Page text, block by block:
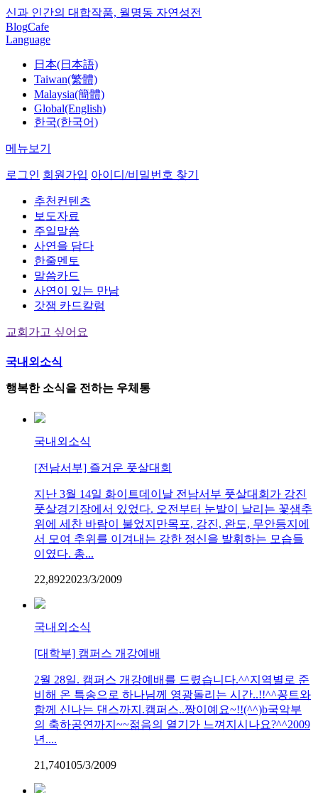
신과 인간의 대합작품, 월명동 자연성전
BlogCafe
Language
日本(日本語)
Taiwan(繁體)
Malaysia(簡體)
Global(English)
한국(한국어)
메뉴보기
로그인 회원가입 아이디/비밀번호 찾기
추천컨텐츠
보도자료
주일말씀
사연을 담다
한줄멘토
말씀카드
사연이 있는 만남
갓잼 카드칼럼
교회가고 싶어요
국내외소식
행복한 소식을 전하는 우체통
국내외소식
[전남서부] 즐거운 풋살대회
지난 3월 14일 화이트데이날 전남서부 풋살대회가 강진
풋살경기장에서 있었다. 오전부터 눈발이 날리는 꽃샘추
위에 세찬 바람이 불었지만목포, 강진, 완도, 무안등지에
서 모여 추위를 이겨내는 강한 정신을 발휘하는 모습들
이였다. 총...
22,8922023/3/2009
국내외소식
[대학부] 캠퍼스 개강예배
2월 28일. 캠퍼스 개강예배를 드렸습니다.^^지역별로 준
비해 온 특송으로 하나님께 영광돌리는 시간..!!^^꽁트와
함께 신나는 댄스까지.캠퍼스..짱이예요~!!(^^)b국악부
의 축하공연까지~~젊음의 열기가 느껴지시나요?^^2009
년....
21,740105/3/2009